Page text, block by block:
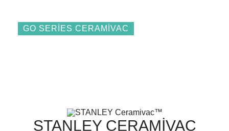
GO SERIES CERAMIVAC
STANLEY CERAMIVAC